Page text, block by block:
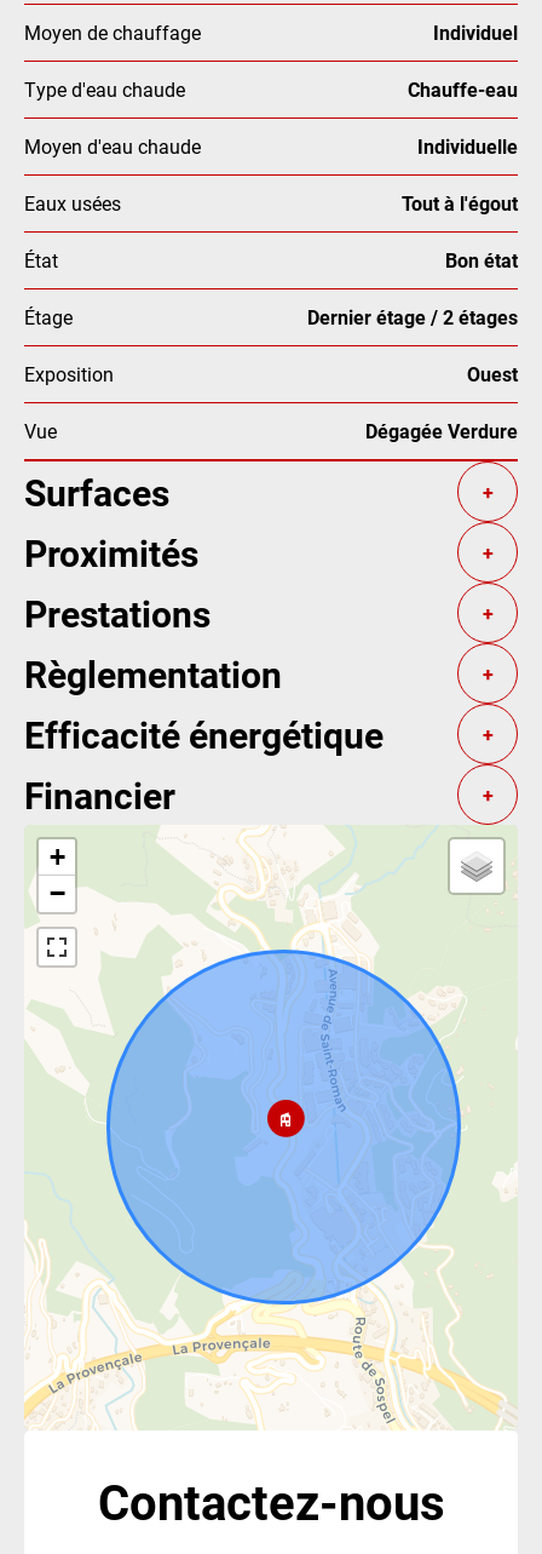
Moyen de chauffage Individuel
Type d'eau chaude Chauffe-eau
Moyen d'eau chaude Individuelle
Eaux usées Tout à l'égout
État Bon état
Étage Dernier étage / 2 étages
Exposition Ouest
Vue Dégagée Verdure
Surfaces +
Proximités +
Prestations +
Règlementation +
Efficacité énergétique +
Financier +
+
−
Contactez-nous